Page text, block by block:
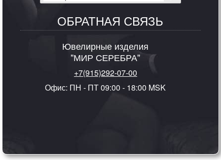
ОБРАТНАЯ СВЯЗЬ
Ювелирные изделия
"МИР СЕРЕБРА"
+7(915)292-07-00
Офис: ПН - ПТ 09:00 - 18:00 MSK